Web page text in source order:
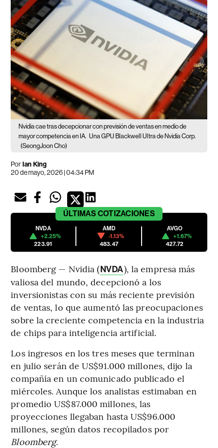
Nvidia cae tras decepcionar con previsión de ventas en medio de
mayor competencia en IA. Una GPU Blackwell Ultra de Nvidia Corp.
(SeongJoon Cho)
PorIan King
20 de mayo, 2026 | 04:34 PM
ÚLTIMAS COTIZACIONES
NVDA
+2.25%
223.91
AMD
-1.13%
483.47
AVGO
+1.67%
427.72
Bloomberg — Nvidia (NVDA), la empresa más
valiosa del mundo, decepcionó a los
inversionistas con su más reciente previsión
de ventas, lo que aumentó las preocupaciones
sobre la creciente competencia en la industria
de chips para inteligencia artificial.
Los ingresos en los tres meses que terminan
en julio serán de US$91.000 millones, dijo la
compañía en un comunicado publicado el
miércoles. Aunque los analistas estimaban en
promedio US$87.000 millones, las
proyecciones llegaban hasta US$96.000
millones, según datos recopilados por
Bloomberg.